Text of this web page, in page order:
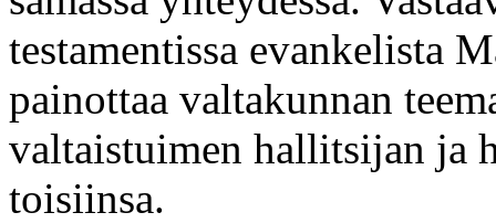
testamentissa evankelista
painottaa valtakunnan
valtaistuimen hallitsijan ja
toisiinsa.